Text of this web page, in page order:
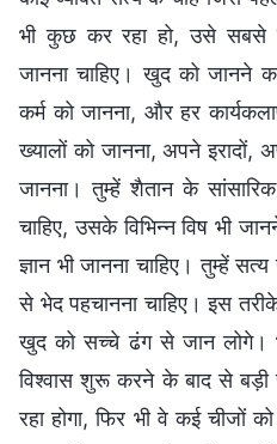
भी कुछ कर रहा हो, उसे
जानना चाहिए। खुद को
कर्म को जानना, और हर
ख्यालों को जानना, अपने
जानना। तुम्हें शैतान के
चाहिए, उसके विभिन्न विष भी
ज्ञान भी जानना चाहिए। तुम्हें
से भेद पहचानना चाहिए। इस
खुद को सच्चे ढंग से जान लोगे।
विश्वास शुरू करने के बाद से
रहा होगा, फिर भी वे कई चीजों